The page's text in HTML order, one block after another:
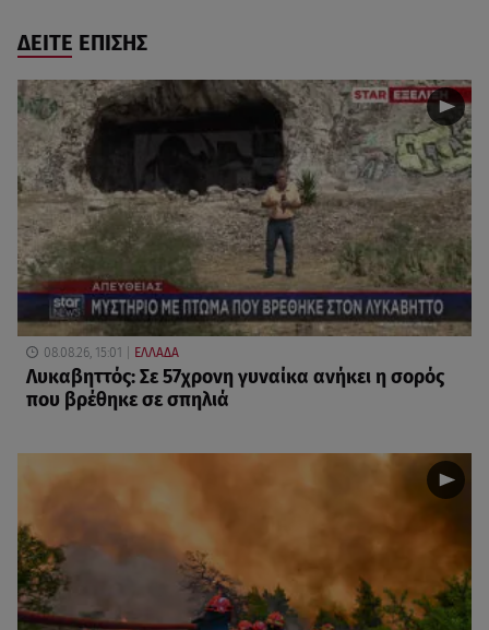
ΔΕΙΤΕ ΕΠΙΣΗΣ
08.08.26, 15:01 ΕΛΛΑΔΑ
Λυκαβηττός: Σε 57χρονη γυναίκα ανήκει η σορός
που βρέθηκε σε σπηλιά